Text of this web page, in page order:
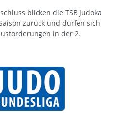
blicken die TSB Judoka
zurück und dürfen sich
in der 2.